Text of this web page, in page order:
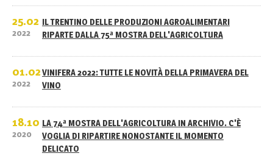
25.02
2022
IL TRENTINO DELLE PRODUZIONI AGROALIMENTARI
RIPARTE DALLA 75ª MOSTRA DELL'AGRICOLTURA
01.02
2022
VINIFERA 2022: TUTTE LE NOVITÀ DELLA PRIMAVERA DEL
VINO
18.10
2020
LA 74ª MOSTRA DELL'AGRICOLTURA IN ARCHIVIO. C'È
VOGLIA DI RIPARTIRE NONOSTANTE IL MOMENTO
DELICATO